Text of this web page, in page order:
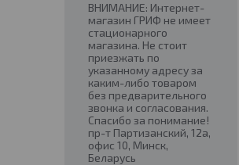
ВНИМАНИЕ: Интернет-
магазин ГРИФ не имеет
стационарного
магазина. Не стоит
приезжать по
указанному адресу за
каким-либо товаром
без предварительного
звонка и согласования.
Спасибо за понимание!
пр-т Партизанский, 12а,
офис 10, Минск,
Беларусь